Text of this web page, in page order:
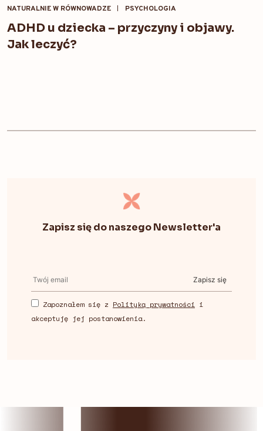
NATURALNIE W RÓWNOWADZE PSYCHOLOGIA
ADHD u dziecka – przyczyny i objawy.
Jak leczyć?
Zapisz się do naszego Newsletter'a
Zapisz się
Zapoznałem się z Polityką prywatności i
akceptuję jej postanowienia.